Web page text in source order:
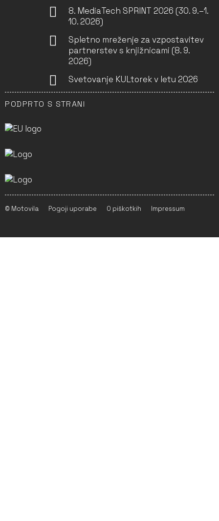
8. MediaTech SPRINT 2026 (30. 9.–1.
10. 2026)
Spletno mreženje za vzpostavitev
partnerstev s knjižnicami (8. 9.
2026)
Svetovanje KULtorek v letu 2026
PODPRTO S STRANI
© Motovila Pogoji uporabe O piškotkih Impressum